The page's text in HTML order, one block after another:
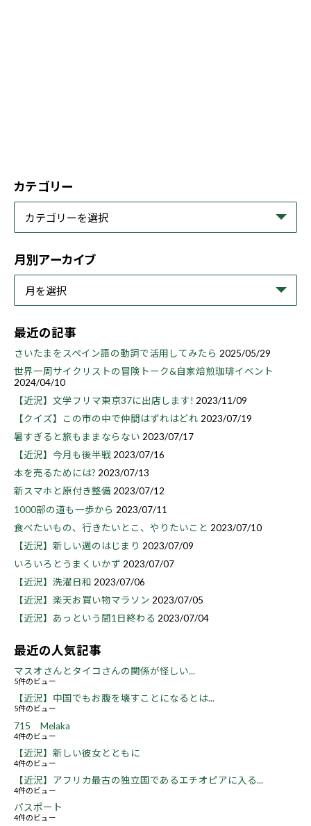
カテゴリー
月別アーカイブ
最近の記事
さいたまをスペイン語の動詞で活用してみたら 2025/05/29
世界一周サイクリストの冒険トーク&自家焙煎珈琲イベント
2024/04/10
【近況】文学フリマ東京37に出店します! 2023/11/09
【クイズ】この市の中で仲間はずれはどれ 2023/07/19
暑すぎると旅もままならない 2023/07/17
【近況】今月も後半戦 2023/07/16
本を売るためには? 2023/07/13
新スマホと原付き整備2023/07/12
1000部の道も一歩から 2023/07/11
食べたいもの、行きたいとこ、やりたいこと 2023/07/10
【近況】新しい週のはじまり 2023/07/09
いろいろとうまくいかず 2023/07/07
【近況】洗濯日和 2023/07/06
【近況】楽天お買い物マラソン 2023/07/05
【近況】あっという間1日終わる 2023/07/04
最近の人気記事
マスオさんとタイコさんの関係が怪しい...
5件のビュー
【近況】中国でもお腹を壊すことになるとは...
5件のビュー
715 Melaka
4件のビュー
【近況】新しい彼女とともに
4件のビュー
【近況】アフリカ最古の独立国であるエチオピアに入る...
4件のビュー
パスポート
4件のビュー